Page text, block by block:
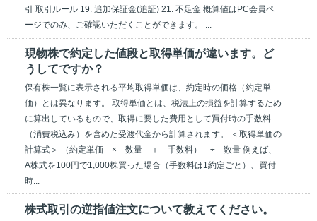
引 取引ルール 19. 追加保証金(追証) 21. 不足金 概算値はPC会員ペ
ージでのみ、ご確認いただくことができます。 ...
現物株で約定した値段と取得単価が違います。ど
うしてですか？
保有株一覧に表示される平均取得単価は、約定時の価格（約定単
価）とは異なります。 取得単価とは、税法上の損益を計算するため
に算出しているもので、取得に要した費用として買付時の手数料
（消費税込み）を含めた受渡代金から計算されます。 ＜取得単価の
計算式＞ （約定単価 × 数量 ＋ 手数料） ÷ 数量 例えば、
A株式を100円で1,000株買った場合（手数料は1約定ごと）、買付
時...
株式取引の逆指値注文について教えてください。